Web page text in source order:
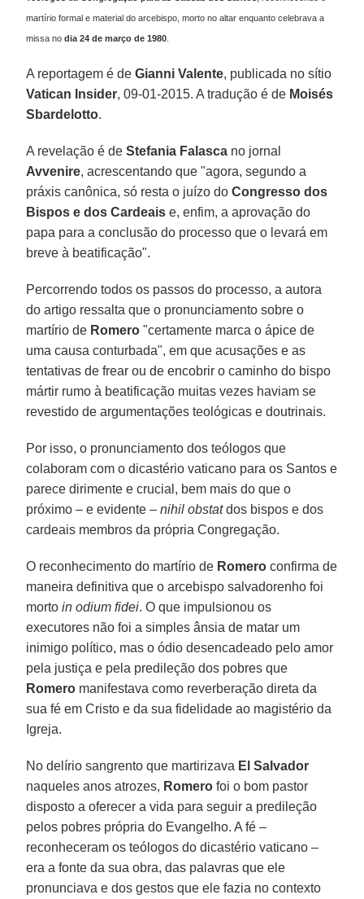
martírio formal e material do arcebispo, morto no altar enquanto celebrava a
missa nodia 24 de março de 1980
A reportagem é deGianni Valente, publicada no sítio
Vatican Insider, 09-01-2015. A tradução é de Moisés
Sbardelotto.
A revelação é deStefania Falasca no jornal
Avvenire, acrescentando que "agora, segundo a
práxis canônica, só resta o juízo doCongresso dos
Bispos e dos Cardeais e, enfim, a aprovação do
papa para a conclusão do processo que o levará em
breve à beatificação".
Percorrendo todos os passos do processo, a autora
do artigo ressalta que o pronunciamento sobre o
martírio de Romero "certamente marca o ápice de
uma causa conturbada", em que acusações e as
tentativas de frear ou de encobrir o caminho do bispo
mártir rumo à beatificação muitas vezes haviam se
revestido de argumentações teológicas e doutrinais.
Por isso, o pronunciamento dos teólogos que
colaboram com o dicastério vaticano para os Santos e
parece dirimente e crucial, bem mais do que o
próximo – e evidente –nihil obstatdos bispos e dos
cardeais membros da própria Congregação.
O reconhecimento do martírio de Romero confirma de
maneira definitiva que o arcebispo salvadorenho foi
mortoin odium fidei. O que impulsionou os
executores não foi a simples ânsia de matar um
inimigo político, mas o ódio desencadeado pelo amor
pela justiça e pela predileção dos pobres que
Romero manifestava como reverberação direta da
sua fé em Cristo e da sua fidelidade ao magistério da
Igreja.
No delírio sangrento que martirizava El Salvador
naqueles anos atrozes, Romero foi o bom pastor
disposto a oferecer a vida para seguir a predileção
pelos pobres própria do Evangelho. A fé –
reconheceram os teólogos do dicastério vaticano –
era a fonte da sua obra, das palavras que ele
pronunciava e dos gestos que ele fazia no contexto